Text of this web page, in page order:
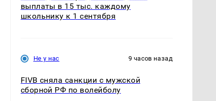
выплаты в 15 тыс. каждому
школьнику к 1 сентября
Не у нас 9 часов назад
FIVB сняла санкции с мужской
сборной РФ по волейболу